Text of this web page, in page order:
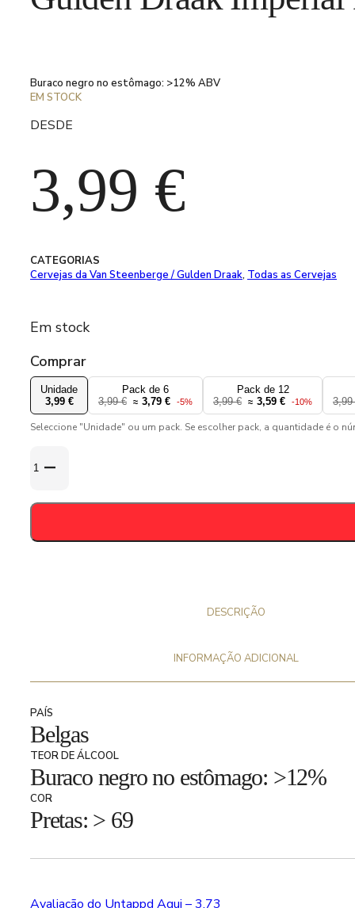
Buraco negro no estômago: >12% ABV
EM STOCK
DESDE
3,99 €
CATEGORIAS
Cervejas da Van Steenberge / Gulden Draak, Todas as Cervejas
Em stock
Comprar
Unidade
3,99 €
Pack de 6
3,99 €
≈ 3,79 € -5%
Pack de 12
3,99 €
≈ 3,59 € -10% 3,99
Seleccione "Unidade" ou um pack. Se escolher pack, a quantidade é o
de
Draak
Imperial
DESCRIÇÃO
INFORMAÇÃO ADICIONAL
PAÍS
Belgas
TEOR DE ÁLCOOL
Buraco negro no estômago: >12%
COR
Pretas: > 69
Avaliação do Untappd Aqui – 3,73